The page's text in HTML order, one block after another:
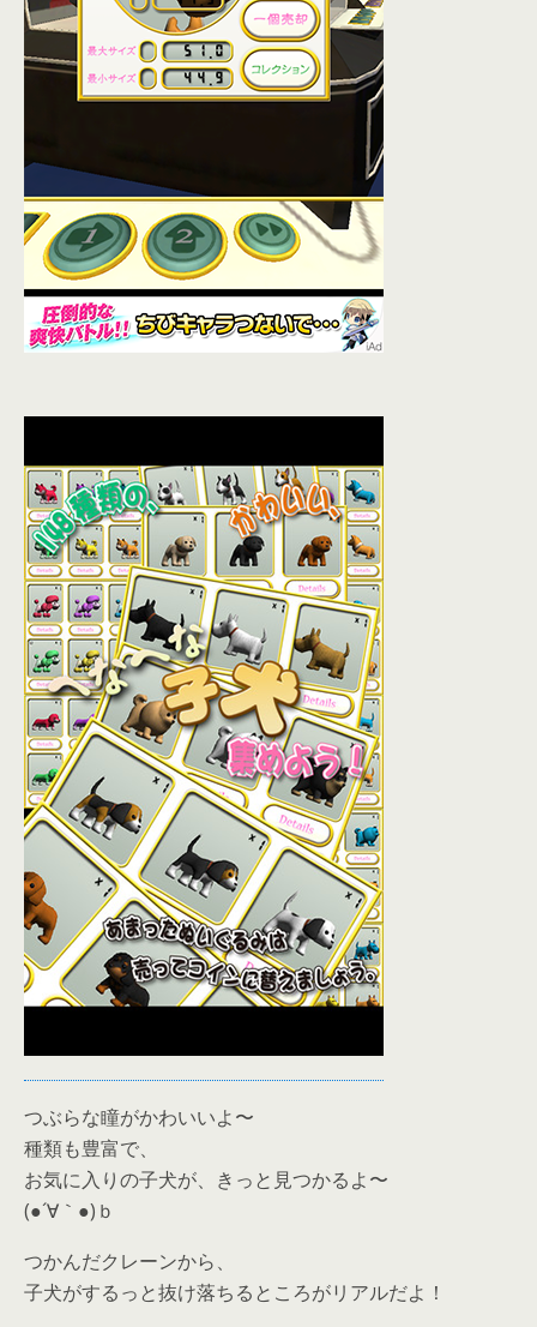
つぶらな瞳がかわいいよ〜
種類も豊富で、
お気に入りの子犬が、きっと見つかるよ〜
(●´∀｀●)ｂ
つかんだクレーンから、
子犬がするっと抜け落ちるところがリアルだよ！